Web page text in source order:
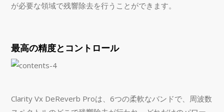
が必要な領域で残響除去を行うことができます。
最高の精度とコントロール
Clarity Vx DeReverb Proは、6つの柔軟なバンドで、周波数